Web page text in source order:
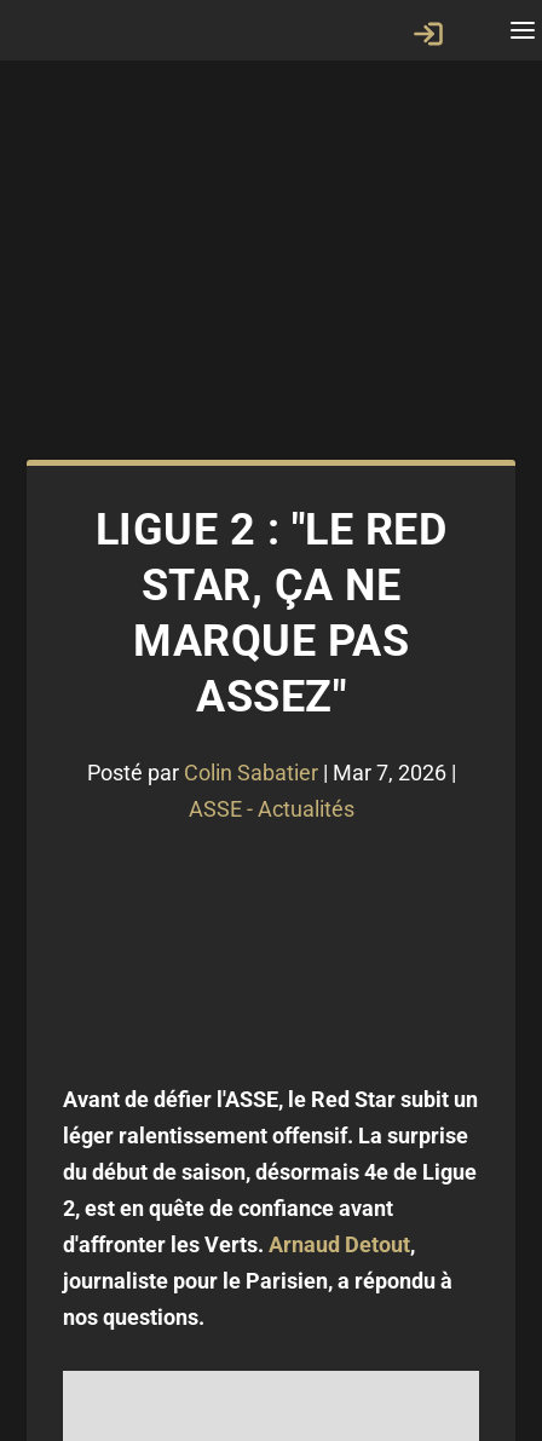
LIGUE 2 : "LE RED
STAR, ÇA NE
MARQUE PAS
ASSEZ"
Posté par Colin Sabatier| Mar 7, 2026|
ASSE - Actualités
Avant de défier l'ASSE, le Red Star subit un
léger ralentissement offensif. La surprise
du début de saison, désormais 4e de Ligue
2, est en quête de confiance avant
d'affronter les Verts.Arnaud Detout,
journaliste pour le Parisien, a répondu à
nos questions.